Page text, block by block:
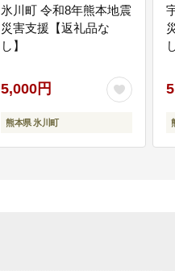
氷川町 令和8年熊本地震
災害支援【返礼品な
し】
5,000円
熊本県 氷川町